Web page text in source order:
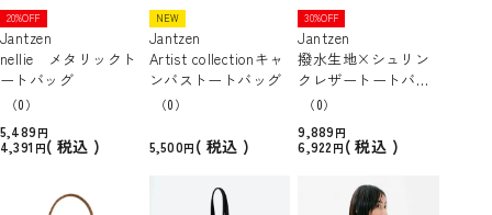
20%OFF
Jantzen
nellie メタリックト
ートバッグ
（0）
5,489
4,391
税込
NEW
Jantzen
Artist collectionキャ
ンバストートバッグ
（0）
5,500 税込
30%OFF
Jantzen
撥水生地×シュリン
クレザートートバッ
グ（0）
9,889
6,922
税込